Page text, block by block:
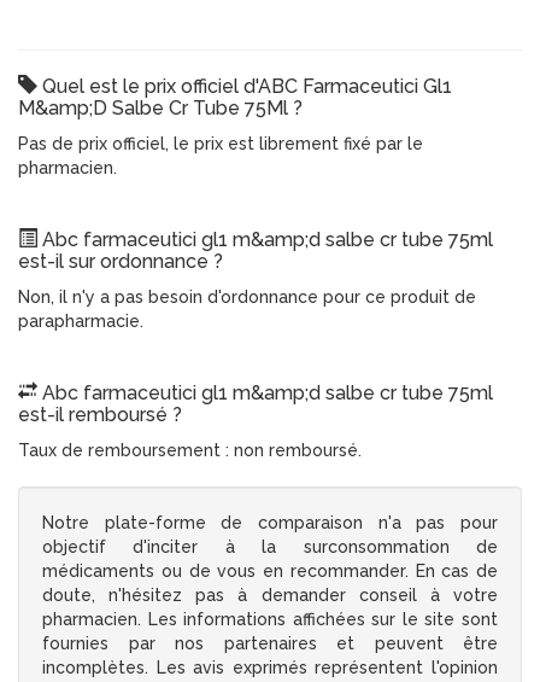
Quel est le prix officiel d'ABC Farmaceutici Gl1
M&amp;D Salbe Cr Tube 75Ml ?
Pas de prix officiel, le prix est librement fixé par le
pharmacien.
Abc farmaceutici gl1 m&amp;d salbe cr tube 75ml
est-il sur ordonnance ?
Non, il n'y a pas besoin d'ordonnance pour ce produit de
parapharmacie.
Abc farmaceutici gl1 m&amp;d salbe cr tube 75ml
est-il remboursé ?
Taux de remboursement : non remboursé.
Notre plate-forme de comparaison n'a pas pour
objectif d'inciter à la surconsommation de
médicaments ou de vous en recommander. En cas de
doute, n'hésitez pas à demander conseil à votre
pharmacien. Les informations affichées sur le site sont
fournies par nos partenaires et peuvent être
incomplètes. Les avis exprimés représentent l'opinion